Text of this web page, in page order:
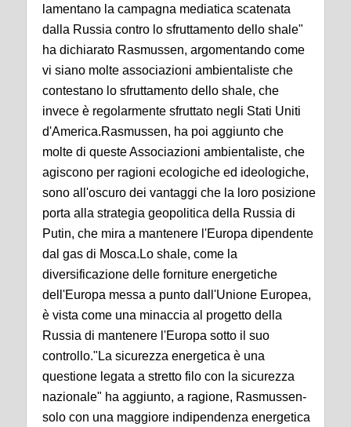
lamentano la campagna mediatica scatenata
dalla Russia contro lo sfruttamento dello shale"
ha dichiarato Rasmussen, argomentando come
vi siano molte associazioni ambientaliste che
contestano lo sfruttamento dello shale, che
invece è regolarmente sfruttato negli Stati Uniti
d'America.Rasmussen, ha poi aggiunto che
molte di queste Associazioni ambientaliste, che
agiscono per ragioni ecologiche ed ideologiche,
sono all'oscuro dei vantaggi che la loro posizione
porta alla strategia geopolitica della Russia di
Putin, che mira a mantenere l'Europa dipendente
dal gas di Mosca.Lo shale, come la
diversificazione delle forniture energetiche
dell'Europa messa a punto dall'Unione Europea,
è vista come una minaccia al progetto della
Russia di mantenere l'Europa sotto il suo
controllo."La sicurezza energetica è una
questione legata a stretto filo con la sicurezza
nazionale" ha aggiunto, a ragione, Rasmussen-
solo con una maggiore indipendenza energetica